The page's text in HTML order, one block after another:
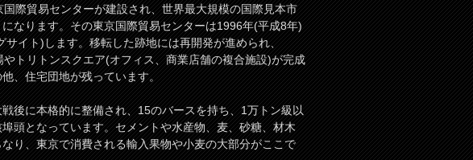
際貿易センターが建設され、世界最大規模の国際見本市
なります。その東京国際貿易センターは1996年(平成8年)
サイト)します。移転した跡地には再開発が進められ、
トリトンスクエア(オフィス、商業店舗の複合施設)が完成
、住宅団地が残っています。
後に本格的に整備され、15のバースを持ち、1万トン級以
頭となっています。セメントや水産物、麦、砂糖、材木
り、東京で消費される輸入果物や小麦の大部分がここで